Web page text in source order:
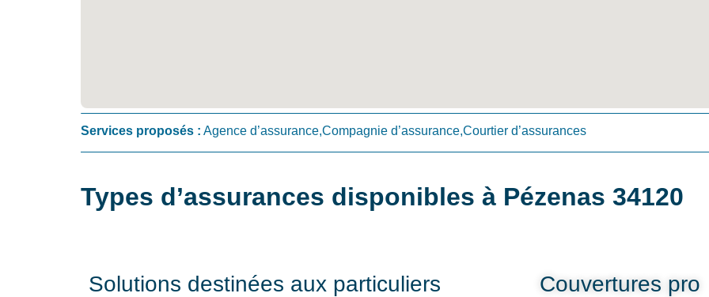
Services proposés : Agence d’assurance,Compagnie d’assurance,Courtier d’assurances
Types d’assurances disponibles à Pézenas 34120
Solutions destinées aux particuliers Couvertures pro